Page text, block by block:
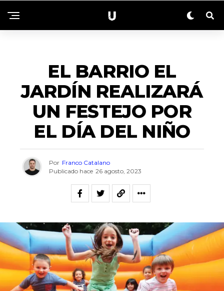
EL BARRIO EL
JARDÍN REALIZARÁ
UN FESTEJO POR
EL DÍA DEL NIÑO
Por Franco Catalano
Publicado hace 26 agosto, 2023